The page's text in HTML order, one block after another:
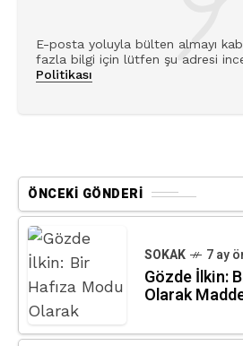
E-posta yoluyla bülten almayı
fazla bilgi için lütfen şu adresi
Politikası
ÖNCEKI GÖNDERI
SOKAK 7 ay
Gözde İlkin:
Olarak